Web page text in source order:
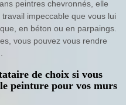
peintres chevronnés, elle
impeccable que vous lui
en béton ou en parpaings.
vous pouvez vous rendre
de choix si vous
peinture pour vos murs